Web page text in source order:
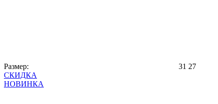
Размер: 31 27
СКИДКА
НОВИНКА